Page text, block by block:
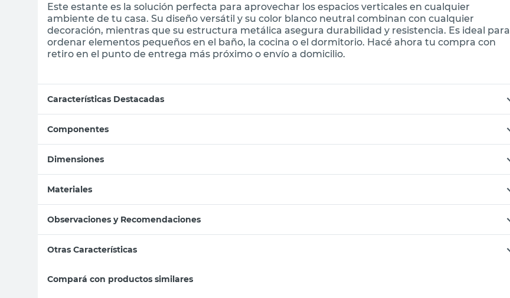
Este estante es la solución perfecta para aprovechar los espacios verticales en cualquier
ambiente de tu casa. Su diseño versátil y su color blanco neutral combinan con cualquier
decoración, mientras que su estructura metálica asegura durabilidad y resistencia. Es ideal para
ordenar elementos pequeños en el baño, la cocina o el dormitorio. Hacé ahora tu compra con
retiro en el punto de entrega más próximo o envío a domicilio.
Características Destacadas
Componentes
Dimensiones
Materiales
Observaciones y Recomendaciones
Otras Características
Compará con productos similares